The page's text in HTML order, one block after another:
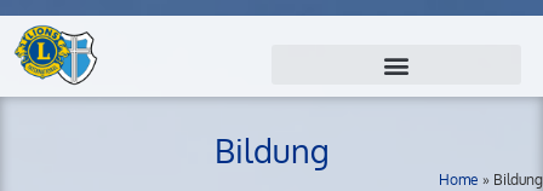
Zum
Inhalt
springen
Bildung
Home » Bildung